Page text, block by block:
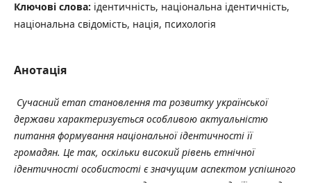
Ключові слова: ідентичність, національна ідентичність,
національна свідомість, нація, психологія
Анотація
Сучасний етап становлення та розвитку української
держави характеризується особливою актуальністю
питання формування національної ідентичності її
громадян. Це так, оскільки високий рівень етнічної
ідентичності особистості є значущим аспектом успішного